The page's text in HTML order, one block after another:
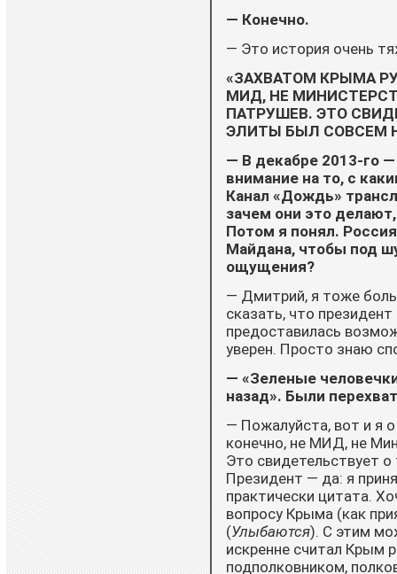
— Конечно.
— Это история очень
«ЗАХВАТОМ КРЫМА
МИД, НЕ
ПАТРУШЕВ. ЭТО
ЭЛИТЫ БЫЛ СОВСЕМ
— В декабре 2013-го
внимание на то, с
Канал «Дождь»
зачем они это
Потом я понял.
Майдана, чтобы под
ощущения?
— Дмитрий, я тоже
сказать, что
предоставилась
уверен. Просто знаю
— «Зеленые
назад». Были
— Пожалуйста, вот и я
конечно, не МИД, не
Это свидетельствует
Президент — да: я
практически цитата.
вопросу Крыма (как
(Улыбаются). С этим
искренне считал Крым
подполковником,